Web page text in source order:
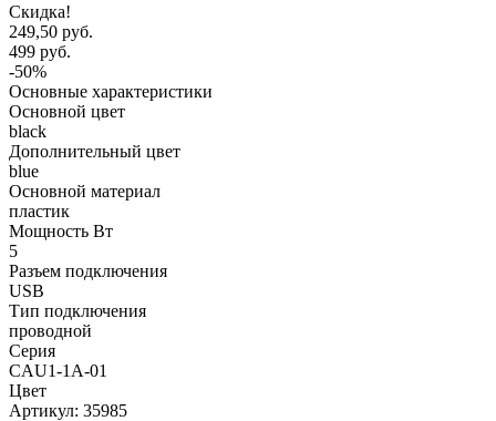
Скидка!
249,50 руб.
499 руб.
-50%
Основные характеристики
Основной цвет
black
Дополнительный цвет
blue
Основной материал
пластик
Мощность Вт
5
Разъем подключения
USB
Тип подключения
проводной
Серия
CAU1-1A-01
Цвет
Артикул: 35985